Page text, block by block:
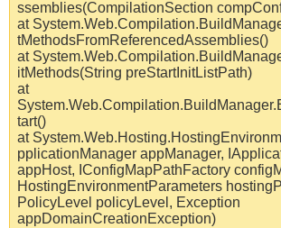
ssemblies(CompilationSection
at
tMethodsFromReferencedAssemblies()
at
itMethods(String preStartInitListPath)
at
tart()
at
pplicationManager appManager,
appHost, IConfigMapPathFactory
HostingEnvironmentParameters
PolicyLevel policyLevel, Exception
appDomainCreationException)